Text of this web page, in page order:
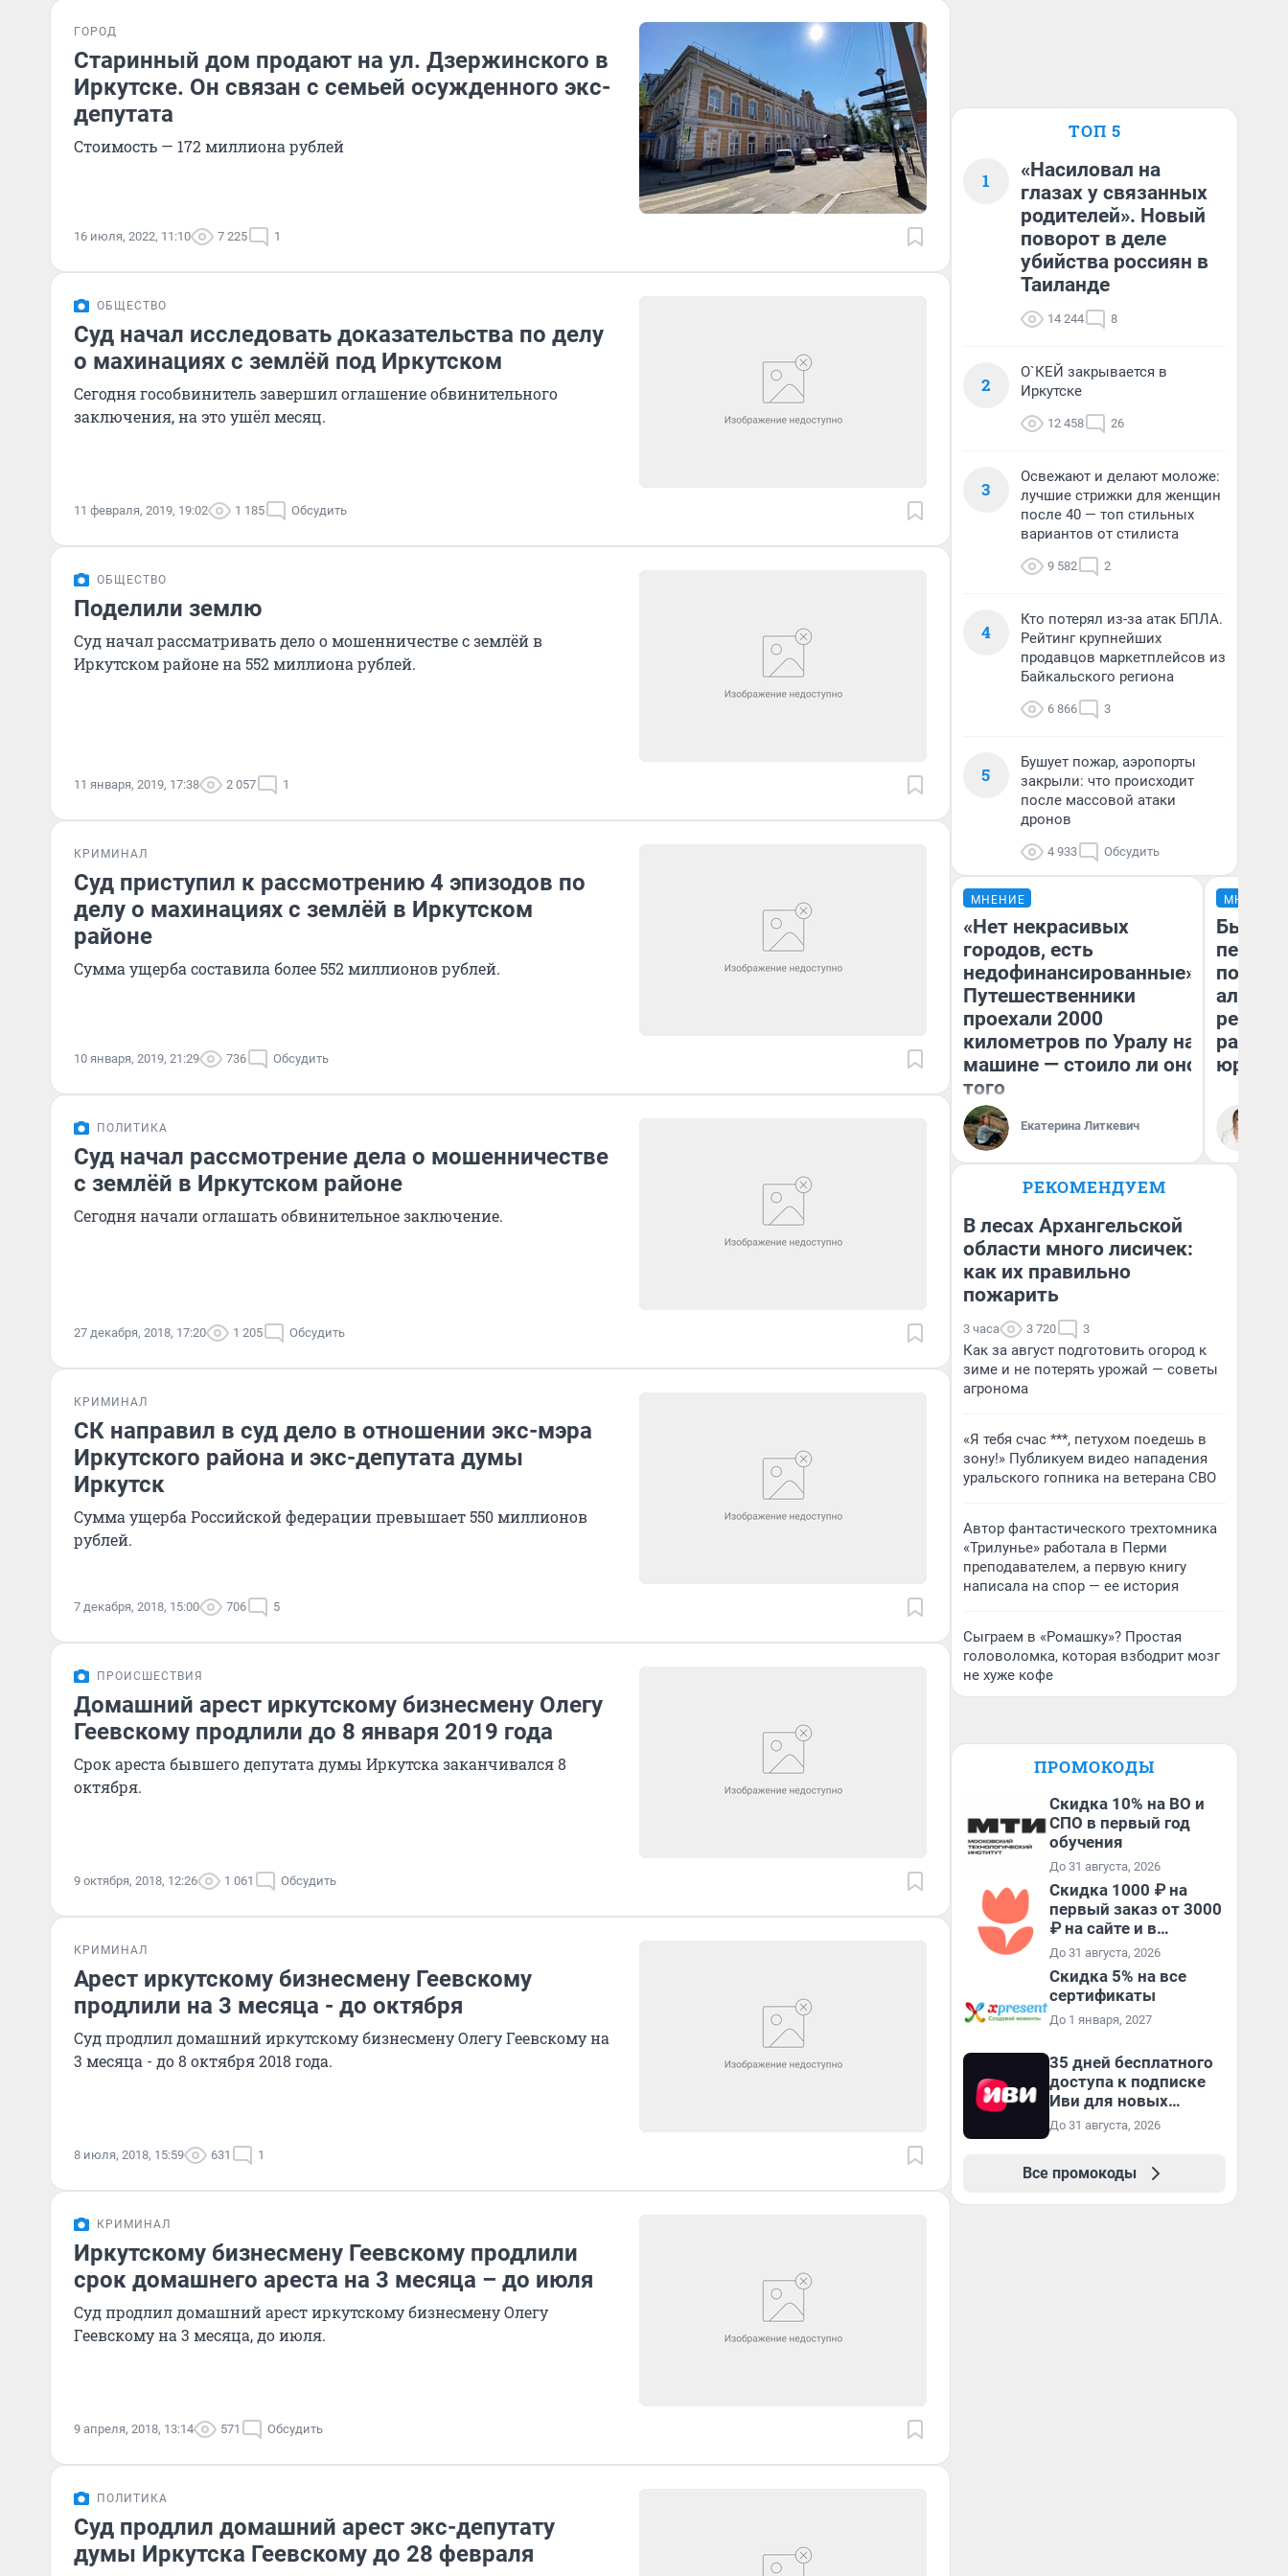
ГОРОД
Старинный дом продают на ул. Дзержинского в
Иркутске. Он связан с семьей осужденного экс-
депутата
Стоимость — 172 миллиона рублей
16 июля, 2022, 11:10 7 225 1
ОБЩЕСТВО
Суд начал исследовать доказательства по делу
о махинациях с землёй под Иркутском
Сегодня гособвинитель завершил оглашение обвинительного
заключения, на это ушёл месяц.
11 февраля, 2019, 19:02 1 185 Обсудить
ОБЩЕСТВО
Поделили землю
Суд начал рассматривать дело о мошенничестве с землёй в
Иркутском районе на 552 миллиона рублей.
11 января, 2019, 17:38 2 057 1
КРИМИНАЛ
Суд приступил к рассмотрению 4 эпизодов по
делу о махинациях с землёй в Иркутском
районе
Сумма ущерба составила более 552 миллионов рублей.
10 января, 2019, 21:29 736 Обсудить
ПОЛИТИКА
Суд начал рассмотрение дела о мошенничестве
с землёй в Иркутском районе
Сегодня начали оглашать обвинительное заключение.
27 декабря, 2018, 17:20 1 205 Обсудить
КРИМИНАЛ
СК направил в суд дело в отношении экс-мэра
Иркутского района и экс-депутата думы
Иркутск
Сумма ущерба Российской федерации превышает 550 миллионов
рублей.
7 декабря, 2018, 15:00 706 5
ПРОИСШЕСТВИЯ
Домашний арест иркутскому бизнесмену Олегу
Геевскому продлили до 8 января 2019 года
Срок ареста бывшего депутата думы Иркутска заканчивался 8
октября.
9 октября, 2018, 12:26 1 061 Обсудить
КРИМИНАЛ
Арест иркутскому бизнесмену Геевскому
продлили на 3 месяца - до октября
Суд продлил домашний иркутскому бизнесмену Олегу Геевскому на
3 месяца - до 8 октября 2018 года.
8 июля, 2018, 15:59 631 1
КРИМИНАЛ
Иркутскому бизнесмену Геевскому продлили
срок домашнего ареста на 3 месяца – до июля
Суд продлил домашний арест иркутскому бизнесмену Олегу
Геевскому на 3 месяца, до июля.
9 апреля, 2018, 13:14 571 Обсудить
ПОЛИТИКА
Суд продлил домашний арест экс-депутату
думы Иркутска Геевскому до 28 февраля
ТОП 5
1
«Насиловал на
глазах у связанных
родителей». Новый
поворот в деле
убийства россиян в
Таиланде
14 244 8
2
О`КЕЙ закрывается в
Иркутске
12 458 26
3
Освежают и делают моложе:
лучшие стрижки для женщин
после 40 — топ стильных
вариантов от стилиста
9 582 2
4
Кто потерял из-за атак БПЛА.
Рейтинг крупнейших
продавцов маркетплейсов из
Байкальского региона
6 866 3
5
Бушует пожар, аэропорты
закрыли: что происходит
после массовой атаки
дронов
4 933 Обсудить
МНЕНИЕ
«Нет некрасивых
городов, есть
недофинансированные».
Путешественники
проехали 2000
километров по Уралу на
машине — стоило ли оно
того
Екатерина Литкевич
МНЕНИЕ
Был
разбор
юриста
РЕКОМЕНДУЕМ
В лесах Архангельской
области много лисичек:
как их правильно
пожарить
3 часа 3 720 3
Как за август подготовить огород к
зиме и не потерять урожай — советы
агронома
«Я тебя счас ***, петухом поедешь в
зону!» Публикуем видео нападения
уральского гопника на ветерана СВО
Автор фантастического трехтомника
«Трилунье» работала в Перми
преподавателем, а первую книгу
написала на спор — ее история
Сыграем в «Ромашку»? Простая
головоломка, которая взбодрит мозг
не хуже кофе
ПРОМОКОДЫ
Скидка 10% на ВО и
СПО в первый год
обучения
До 31 августа, 2026
Скидка 1000 ₽ на
первый заказ от 3000
₽ на сайте и в
приложении
До 31 августа, 2026
Скидка 5% на все
сертификаты
До 1 января, 2027
35 дней бесплатного
доступа к подписке
Иви для новых
пользователей
До 31 августа, 2026
Все промокоды